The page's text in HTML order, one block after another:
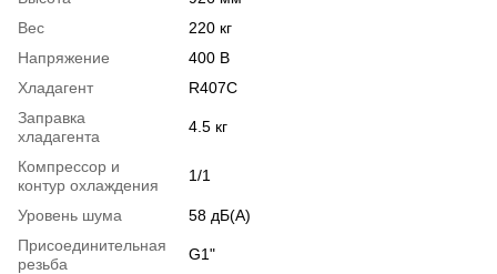
Вес
220 кг
Напряжение
400 В
Хладагент
R407C
Заправка
хладагента
4.5 кг
Компрессор и
контур охлаждения
1/1
Уровень шума
58 дБ(А)
Присоединительная
резьба
G1"